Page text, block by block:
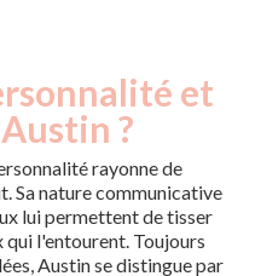
et
?
rayonne de
Sa nature communicative
lui permettent de tisser
qui l'entourent. Toujours
Austin se distingue par